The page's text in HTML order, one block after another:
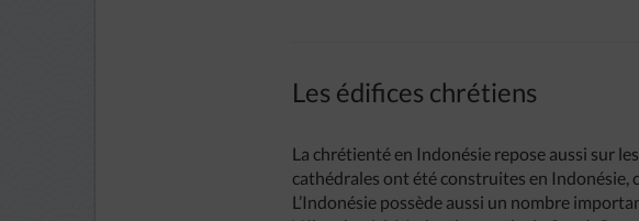
Les édifices chrétiens
La chrétienté en Indonésie repose aussi sur
cathédrales ont été construites en Indonésie,
L’Indonésie possède aussi un nombre